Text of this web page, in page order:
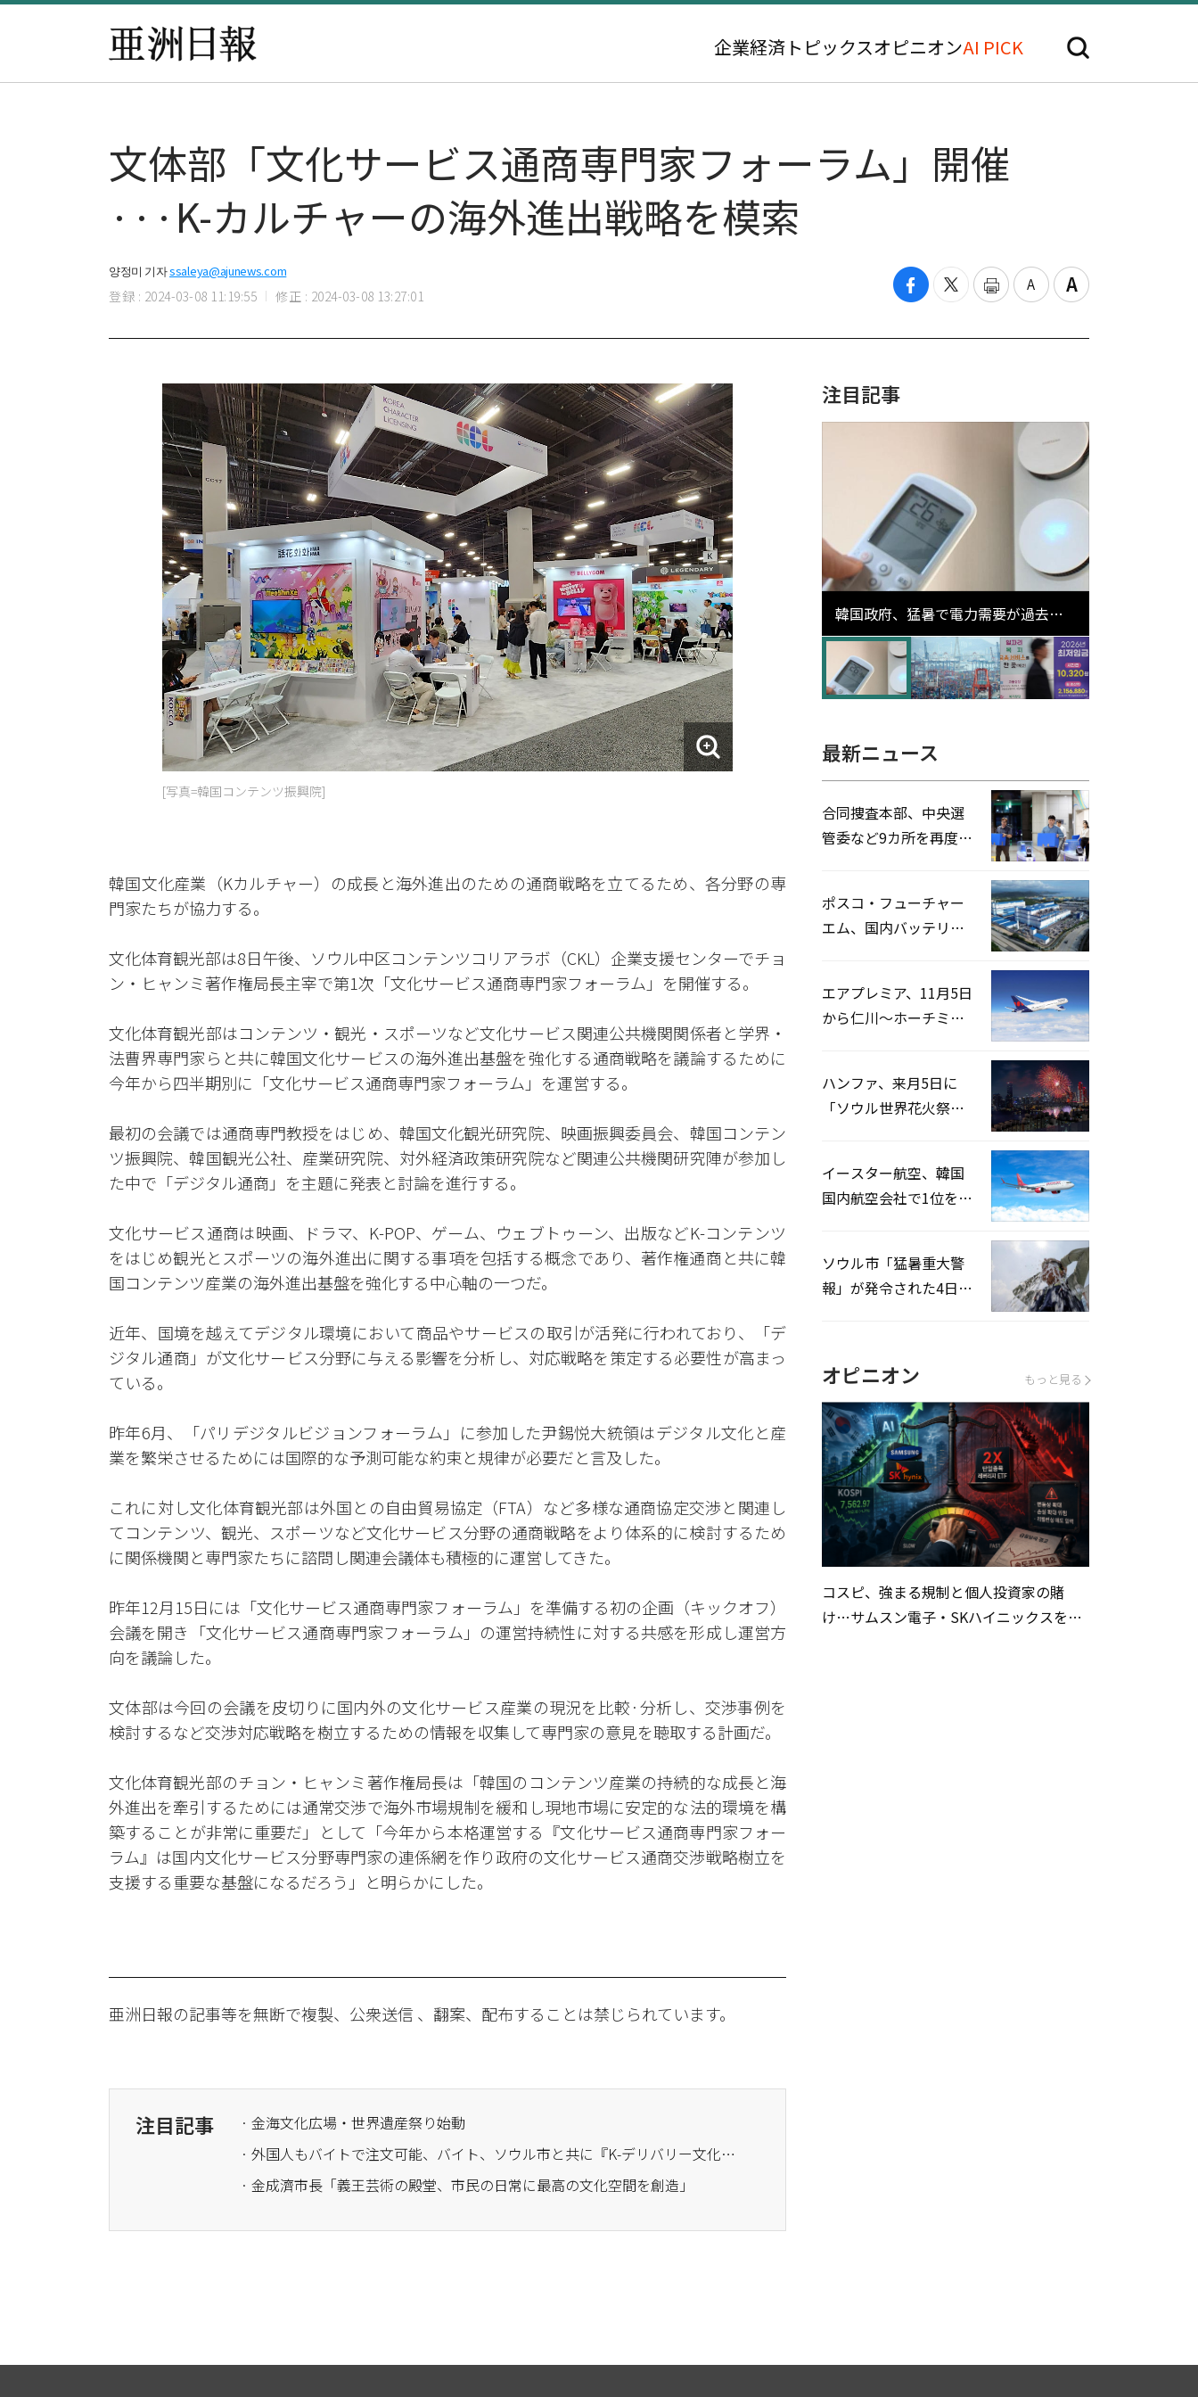
企業経済 トピックスオピニオンAI PICK
文体部「文化サービス通商専門家フォーラム」開催
···K-カルチャーの海外進出戦略を模索
양정미 기자ssaleya@ajunews.com
登録 : 2024-03-08 11:19:55 修正 : 2024-03-08 13:27:01
[写真=韓国コンテンツ振興院]
韓国文化産業（Kカルチャー）の成長と海外進出のための通商戦略を立てるため、各分野の専
門家たちが協力する。
文化体育観光部は8日午後、ソウル中区コンテンツコリアラボ（CKL）企業支援センターでチョ
ン・ヒャンミ著作権局長主宰で第1次「文化サービス通商専門家フォーラム」を開催する。
文化体育観光部はコンテンツ・観光・スポーツなど文化サービス関連公共機関関係者と学界・
法曹界専門家らと共に韓国文化サービスの海外進出基盤を強化する通商戦略を議論するために
今年から四半期別に「文化サービス通商専門家フォーラム」を運営する。
最初の会議では通商専門教授をはじめ、韓国文化観光研究院、映画振興委員会、韓国コンテン
ツ振興院、韓国観光公社、産業研究院、対外経済政策研究院など関連公共機関研究陣が参加し
た中で「デジタル通商」を主題に発表と討論を進行する。
文化サービス通商は映画、ドラマ、K-POP、ゲーム、ウェブトゥーン、出版などK-コンテンツ
をはじめ観光とスポーツの海外進出に関する事項を包括する概念であり、著作権通商と共に韓
国コンテンツ産業の海外進出基盤を強化する中心軸の一つだ。
近年、国境を越えてデジタル環境において商品やサービスの取引が活発に行われており、「デ
ジタル通商」が文化サービス分野に与える影響を分析し、対応戦略を策定する必要性が高まっ
ている。
昨年6月、「パリデジタルビジョンフォーラム」に参加した尹錫悦大統領はデジタル文化と産
業を繁栄させるためには国際的な予測可能な約束と規律が必要だと言及した。
これに対し文化体育観光部は外国との自由貿易協定（FTA）など多様な通商協定交渉と関連し
てコンテンツ、観光、スポーツなど文化サービス分野の通商戦略をより体系的に検討するため
に関係機関と専門家たちに諮問し関連会議体も積極的に運営してきた。
昨年12月15日には「文化サービス通商専門家フォーラム」を準備する初の企画（キックオフ）
会議を開き「文化サービス通商専門家フォーラム」の運営持続性に対する共感を形成し運営方
向を議論した。
文体部は今回の会議を皮切りに国内外の文化サービス産業の現況を比較·分析し、交渉事例を
検討するなど交渉対応戦略を樹立するための情報を収集して専門家の意見を聴取する計画だ。
文化体育観光部のチョン・ヒャンミ著作権局長は「韓国のコンテンツ産業の持続的な成長と海
外進出を牽引するためには通常交渉で海外市場規制を緩和し現地市場に安定的な法的環境を構
築することが非常に重要だ」として「今年から本格運営する『文化サービス通商専門家フォー
ラム』は国内文化サービス分野専門家の連係網を作り政府の文化サービス通商交渉戦略樹立を
支援する重要な基盤になるだろう」と明らかにした。
亜洲日報の記事等を無断で複製、公衆送信 、翻案、配布することは禁じられています。
注目記事
· 金海文化広場・世界遺産祭り始動
· 外国人もバイトで注文可能、バイト、ソウル市と共に『K-デリバリー文化』を広める
· 金成濟市長「義王芸術の殿堂、市民の日常に最高の文化空間を創造」
注目記事
韓国政府、猛暑で電力需要が過去最
高更新の可能性に需給対応体制を点
検
最新ニュース
合同捜査本部、中央選
管委など9カ所を再度家
ポスコ・フューチャー
エム、国内バッテリー
エアプレミア、11月5日
から仁川〜ホーチミン
ハンファ、来月5日に
「ソウル世界花火祭り
イースター航空、韓国
国内航空会社で1位を記
ソウル市「猛暑重大警
報」が発令された4日、
オピニオン もっと見る
コスピ、強まる規制と個人投資家の賭
け…サムスン電子・SKハイニックスを巡